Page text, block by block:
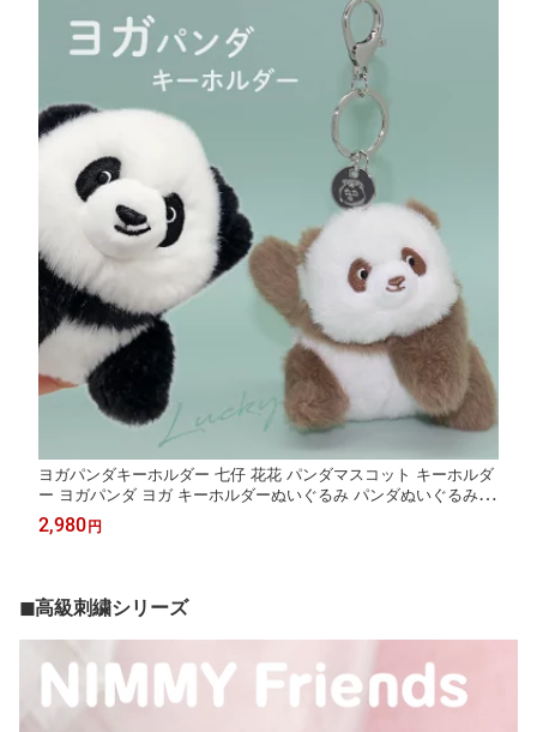
ヨガパンダキーホルダー 七仔 花花 パンダマスコット キーホルダ
ー ヨガパンダ ヨガ キーホルダーぬいぐるみ パンダぬいぐるみ キ
ーホルダー パンダ ぬいぐるみ ぬいぐるみキーホルダー バッグチ
ャーム ふわふわ もこもこ 誕生日 プレゼント 入学 入園 祝い パン
2,980 円
◼︎高級刺繍シリーズ